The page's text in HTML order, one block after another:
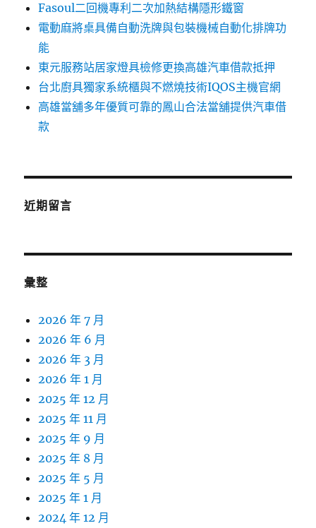
Fasoul二回機專利二次加熱結構隱形鐵窗
電動麻將桌具備自動洗牌與包裝機械自動化排牌功
能
東元服務站居家燈具檢修更換高雄汽車借款抵押
台北廚具獨家系統櫃與不燃燒技術IQOS主機官網
高雄當舖多年優質可靠的鳳山合法當舖提供汽車借
款
近期留言
彙整
2026 年 7 月
2026 年 6 月
2026 年 3 月
2026 年 1 月
2025 年 12 月
2025 年 11 月
2025 年 9 月
2025 年 8 月
2025 年 5 月
2025 年 1 月
2024 年 12 月